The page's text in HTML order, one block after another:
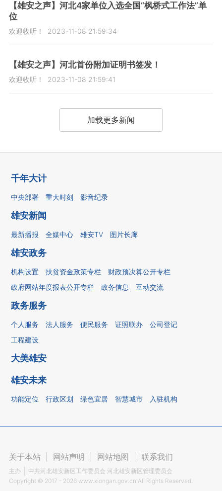
【雄安之声】河北4家单位入选全国“枫桥式工作法”单
位
欢迎收听！ 2023-11-08 21:59:34
【雄安之声】河北首份附加证明书签发！
欢迎收听！ 2023-11-08 21:59:41
加载更多新闻
千年大计
中央部署 重大时刻 影音纪录
雄安新闻
最新播报 全媒中心 雄安TV 图片长廊
雄安政务
机构设置 扶贫资金政策专栏
财政预决算公开专栏
政府网站年度报表公开专栏
政务信息 互动交流
政务服务
个人服务 法人服务 便民服务 证照联办
公司登记
工程建设
大美雄安
雄安未来
功能定位 行政区划 绿色宜居 智慧城市 入驻机构
关于本站 网站声明 网站地图 联系我们
主办
中共河北雄安新区工作委员会 河北雄安新区管理委员会
Copyright © 2017 - 2026 www.xiongan.gov.cn All Rights Reserved.